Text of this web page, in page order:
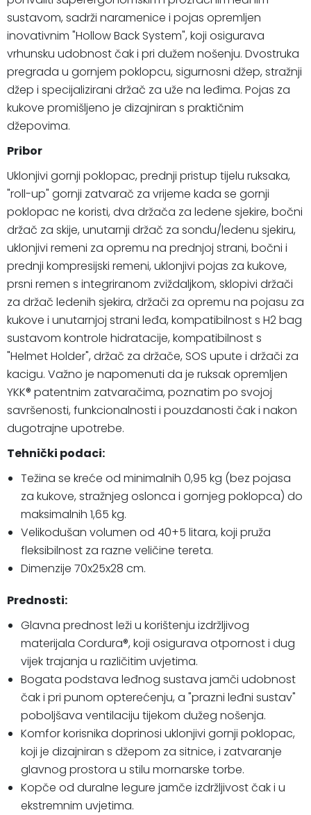
sustavom, sadrži naramenice i pojas opremljen
inovativnim "Hollow Back System", koji osigurava
vrhunsku udobnost čak i pri dužem nošenju. Dvostruka
pregrada u gornjem poklopcu, sigurnosni džep, stražnji
džep i specijalizirani držač za uže na leđima. Pojas za
kukove promišljeno je dizajniran s praktičnim
džepovima.
Pribor
Uklonjivi gornji poklopac, prednji pristup tijelu ruksaka,
"roll-up" gornji zatvarač za vrijeme kada se gornji
poklopac ne koristi, dva držača za ledene sjekire, bočni
držač za skije, unutarnji držač za sondu/ledenu sjekiru,
uklonjivi remeni za opremu na prednjoj strani, bočni i
prednji kompresijski remeni, uklonjivi pojas za kukove,
prsni remen s integriranom zviždaljkom, sklopivi držači
za držač ledenih sjekira, držači za opremu na pojasu za
kukove i unutarnjoj strani leđa, kompatibilnost s H2 bag
sustavom kontrole hidratacije, kompatibilnost s
"Helmet Holder", držač za držače, SOS upute i držači za
kacigu. Važno je napomenuti da je ruksak opremljen
YKK® patentnim zatvaračima, poznatim po svojoj
savršenosti, funkcionalnosti i pouzdanosti čak i nakon
dugotrajne upotrebe.
Tehnički podaci:
Težina se kreće od minimalnih 0,95 kg (bez pojasa
za kukove, stražnjeg oslonca i gornjeg poklopca) do
maksimalnih 1,65 kg.
Velikodušan volumen od 40+5 litara, koji pruža
fleksibilnost za razne veličine tereta.
Dimenzije 70x25x28 cm.
Prednosti:
Glavna prednost leži u korištenju izdržljivog
materijala Cordura®, koji osigurava otpornost i dug
vijek trajanja u različitim uvjetima.
Bogata podstava leđnog sustava jamči udobnost
čak i pri punom opterećenju, a "prazni leđni sustav"
poboljšava ventilaciju tijekom dužeg nošenja.
Komfor korisnika doprinosi uklonjivi gornji poklopac,
koji je dizajniran s džepom za sitnice, i zatvaranje
glavnog prostora u stilu mornarske torbe.
Kopče od duralne legure jamče izdržljivost čak i u
ekstremnim uvjetima.